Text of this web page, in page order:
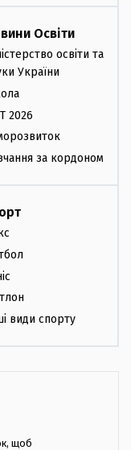
Освіти
освіти та
України
2026
за кордоном
види спорту
щоб